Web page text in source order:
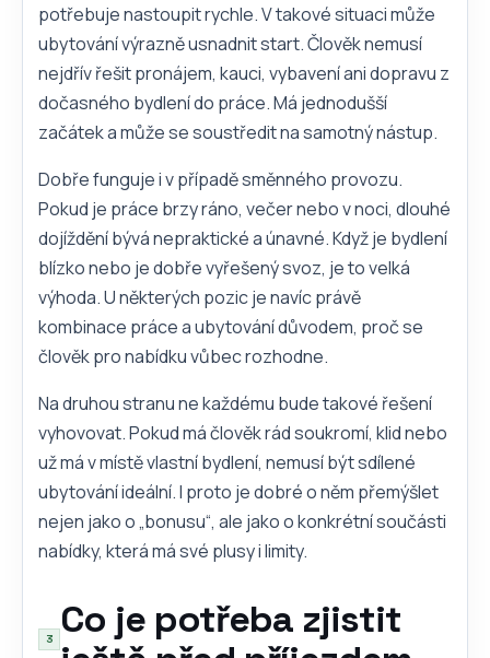
potřebuje nastoupit rychle. V takové situaci může
ubytování výrazně usnadnit start. Člověk nemusí
nejdřív řešit pronájem, kauci, vybavení ani dopravu z
dočasného bydlení do práce. Má jednodušší
začátek a může se soustředit na samotný nástup.
Dobře funguje i v případě směnného provozu.
Pokud je práce brzy ráno, večer nebo v noci, dlouhé
dojíždění bývá nepraktické a únavné. Když je bydlení
blízko nebo je dobře vyřešený svoz, je to velká
výhoda. U některých pozic je navíc právě
kombinace práce a ubytování důvodem, proč se
člověk pro nabídku vůbec rozhodne.
Na druhou stranu ne každému bude takové řešení
vyhovovat. Pokud má člověk rád soukromí, klid nebo
už má v místě vlastní bydlení, nemusí být sdílené
ubytování ideální. I proto je dobré o něm přemýšlet
nejen jako o „bonusu“, ale jako o konkrétní součásti
nabídky, která má své plusy i limity.
Co je potřeba zjistit